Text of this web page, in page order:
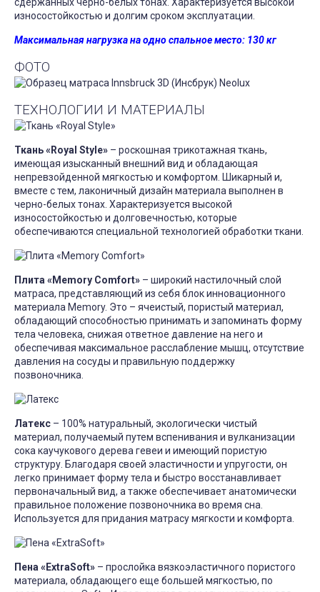
износостойкостью и долгим сроком эксплуатации.
Максимальная нагрузка на одно спальное место: 130 кг
ФОТО
ТЕХНОЛОГИИ И МАТЕРИАЛЫ
Ткань «Royal Style» – роскошная трикотажная ткань,
имеющая изысканный внешний вид и обладающая
непревзойденной мягкостью и комфортом. Шикарный и,
вместе с тем, лаконичный дизайн материала выполнен в
черно-белых тонах. Характеризуется высокой
износостойкостью и долговечностью, которые
обеспечиваются специальной технологией обработки ткани.
Плита «Memory Comfort» – широкий настилочный слой
матраса, представляющий из себя блок инновационного
материала Memory. Это – ячеистый, пористый материал,
обладающий способностью принимать и запоминать форму
тела человека, снижая ответное давление на него и
обеспечивая максимальное расслабление мышц, отсутствие
давления на сосуды и правильную поддержку
позвоночника.
Латекс – 100% натуральный, экологически чистый
материал, получаемый путем вспенивания и вулканизации
сока каучукового дерева гевеи и имеющий пористую
структуру. Благодаря своей эластичности и упругости, он
легко принимает форму тела и быстро восстанавливает
первоначальный вид, а также обеспечивает анатомически
правильное положение позвоночника во время сна.
Используется для придания матрасу мягкости и комфорта.
Пена «ExtraSoft» – прослойка вязкоэластичного пористого
материала, обладающего еще большей мягкостью, по